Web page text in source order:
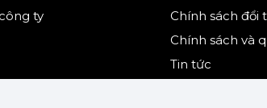
ty
Chính sách đổi
Chính sách và
Tin tức